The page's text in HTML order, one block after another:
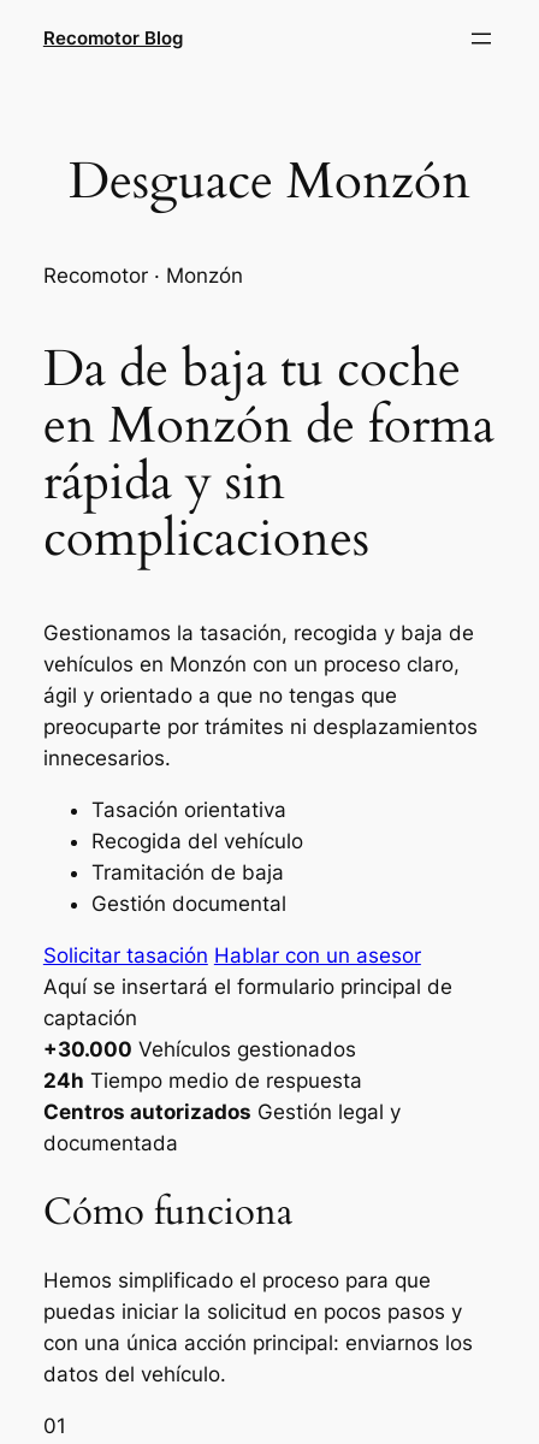
Recomotor Blog
Desguace Monzón
Recomotor · Monzón
Da de baja tu coche
en Monzón de forma
rápida y sin
complicaciones
Gestionamos la tasación, recogida y baja de
vehículos en Monzón con un proceso claro,
ágil y orientado a que no tengas que
preocuparte por trámites ni desplazamientos
innecesarios.
Tasación orientativa
Recogida del vehículo
Tramitación de baja
Gestión documental
Solicitar tasación Hablar con un asesor
Aquí se insertará el formulario principal de
captación
+30.000 Vehículos gestionados
24h Tiempo medio de respuesta
Centros autorizados Gestión legal y
documentada
Cómo funciona
Hemos simplificado el proceso para que
puedas iniciar la solicitud en pocos pasos y
con una única acción principal: enviarnos los
datos del vehículo.
01